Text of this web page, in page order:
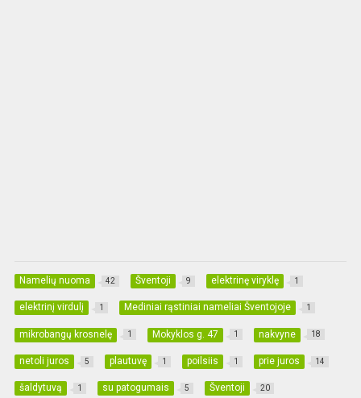
Namelių nuoma 42 Šventoji 9 elektrinę viryklę 1
elektrinį virdulį 1 Mediniai rąstiniai nameliai Šventojoje 1
mikrobangų krosnelę 1 Mokyklos g. 47 1 nakvyne 18
netoli juros 5 plautuvę 1 poilsiis 1 prie juros 14
šaldytuvą 1 su patogumais 5 Šventoji 20